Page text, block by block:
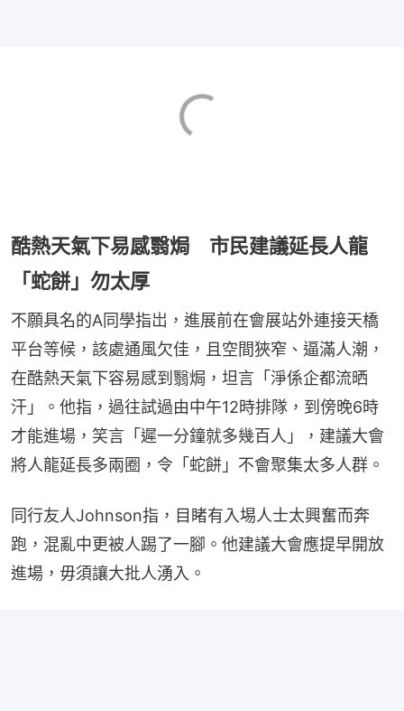
酷熱天氣下易感翳焗 市民建議延長人龍
「蛇餅」勿太厚
不願具名的A同學指岀，進展前在會展站外連接天橋
平台等候，該處通風欠佳，且空間狹窄、逼滿人潮，
在酷熱天氣下容易感到翳焗，坦言「淨係企都流晒
汗」。他指，過往試過由中午12時排隊，到傍晚6時
才能進場，笑言「遲一分鐘就多幾百人」，建議大會
將人龍延長多兩圈，令「蛇餅」不會聚集太多人群。
同行友人Johnson指，目睹有入埸人士太興奮而奔
跑，混亂中更被人踢了一腳。他建議大會應提早開放
進場，毋須讓大批人湧入。